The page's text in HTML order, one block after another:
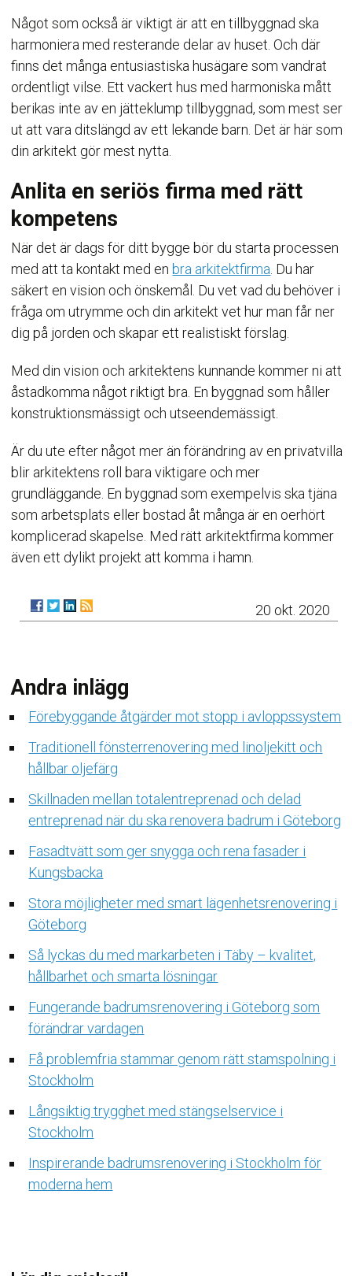
Något som också är viktigt är att en tillbyggnad ska
harmoniera med resterande delar av huset. Och där
finns det många entusiastiska husägare som vandrat
ordentligt vilse. Ett vackert hus med harmoniska mått
berikas inte av en jätteklump tillbyggnad, som mest ser
ut att vara ditslängd av ett lekande barn. Det är här som
din arkitekt gör mest nytta.
Anlita en seriös firma med rätt
kompetens
När det är dags för ditt bygge bör du starta processen
med att ta kontakt med en bra arkitektfirma . Du har
säkert en vision och önskemål. Du vet vad du behöver i
fråga om utrymme och din arkitekt vet hur man får ner
dig på jorden och skapar ett realistiskt förslag.
Med din vision och arkitektens kunnande kommer ni att
åstadkomma något riktigt bra. En byggnad som håller
konstruktionsmässigt och utseendemässigt.
Är du ute efter något mer än förändring av en privatvilla
blir arkitektens roll bara viktigare och mer
grundläggande. En byggnad som exempelvis ska tjäna
som arbetsplats eller bostad åt många är en oerhört
komplicerad skapelse. Med rätt arkitektfirma kommer
även ett dylikt projekt att komma i hamn.
20 okt. 2020
Andra inlägg
Förebyggande åtgärder mot stopp i avloppssystem
Traditionell fönsterrenovering med linoljekitt och
hållbar oljefärg
Skillnaden mellan totalentreprenad och delad
entreprenad när du ska renovera badrum i Göteborg
Fasadtvätt som ger snygga och rena fasader i
Kungsbacka
Stora möjligheter med smart lägenhetsrenovering i
Göteborg
Så lyckas du med markarbeten i Täby – kvalitet,
hållbarhet och smarta lösningar
Fungerande badrumsrenovering i Göteborg som
förändrar vardagen
Få problemfria stammar genom rätt stamspolning i
Stockholm
Långsiktig trygghet med stängselservice i
Stockholm
Inspirerande badrumsrenovering i Stockholm för
moderna hem